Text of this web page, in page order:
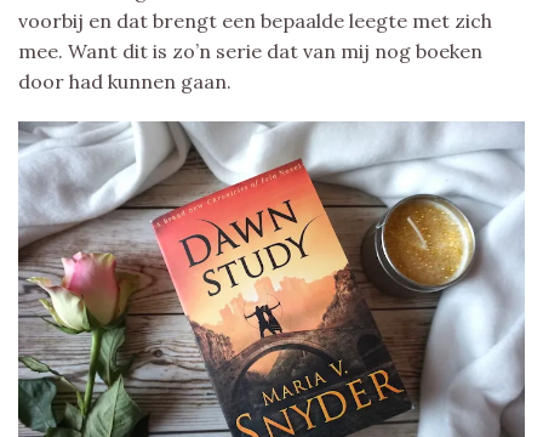
voorbij en dat brengt een bepaalde leegte met zich
mee. Want dit is zo’n serie dat van mij nog boeken
door had kunnen gaan.